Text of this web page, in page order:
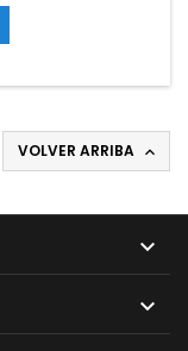
VOLVER ARRIBA 

